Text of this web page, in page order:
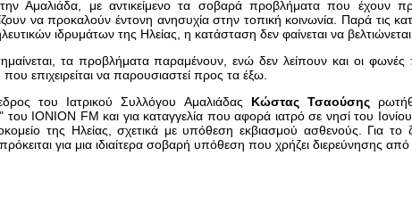
Αμαλιάδα, με αντικείμενο τα σοβαρά προβλήματα που έχουν
να προκαλούν έντονη ανησυχία στην τοπική κοινωνία. Παρά τις
ιδρυμάτων της Ηλείας, η κατάσταση δεν φαίνεται να
τα προβλήματα παραμένουν, ενώ δεν λείπουν και οι
επιχειρείται να παρουσιαστεί προς τα έξω.
του Ιατρικού Συλλόγου Αμαλιάδας Κώστας Τσαούσης
του IONION FM και για καταγγελία που αφορά ιατρό σε νησί του
της Ηλείας, σχετικά με υπόθεση εκβιασμού ασθενούς. Για το
για μια ιδιαίτερα σοβαρή υπόθεση που χρήζει διερεύνησης από